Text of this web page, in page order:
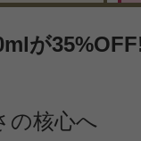
が
の核心へ